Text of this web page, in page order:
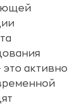
активно